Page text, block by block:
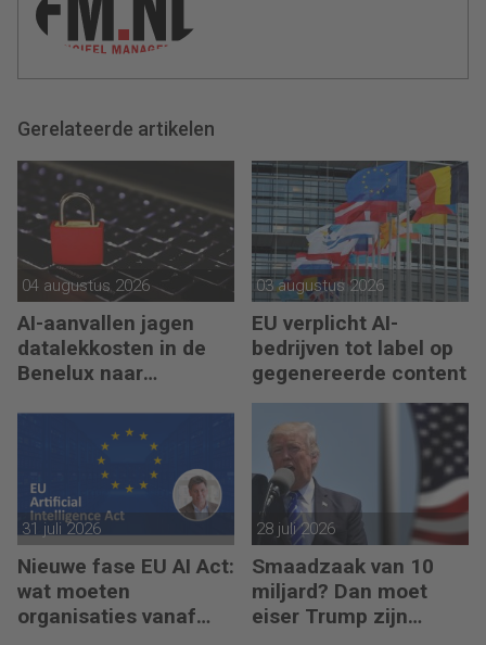
Gerelateerde artikelen
04 augustus 2026
AI-aanvallen jagen
datalekkosten in de
Benelux naar
03 augustus 2026
EU verplicht AI-
bedrijven tot label op
gegenereerde content
31 juli 2026
Nieuwe fase EU AI Act:
wat moeten
organisaties vanaf
28 juli 2026
Smaadzaak van 10
miljard? Dan moet
eiser Trump zijn